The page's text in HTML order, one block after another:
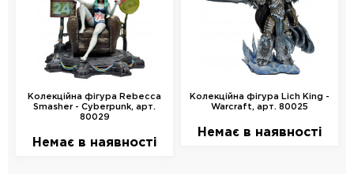
Колекційна фігура Rebecca
Smasher - Cyberpunk, арт.
80029
Немає в наявності
Колекційна фігура Lich King -
Warcraft, арт. 80025
Немає в наявності